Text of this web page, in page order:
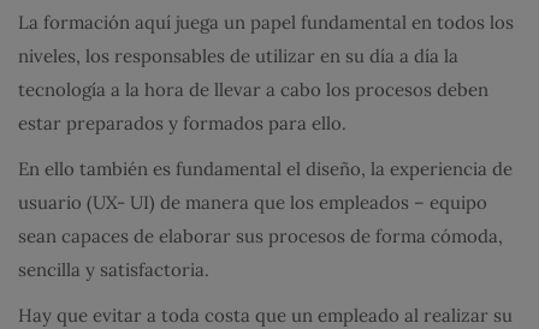
La formación aquí juega un papel fundamental en todos los
niveles, los responsables de utilizar en su día a día la
tecnología a la hora de llevar a cabo los procesos deben
estar preparados y formados para ello.
En ello también es fundamental el diseño, la experiencia de
usuario (UX- UI) de manera que los empleados – equipo
sean capaces de elaborar sus procesos de forma cómoda,
sencilla y satisfactoria.
Hay que evitar a toda costa que un empleado al realizar su